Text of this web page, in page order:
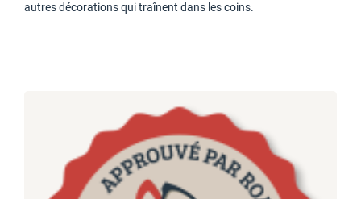
autres décorations qui traînent dans les coins.